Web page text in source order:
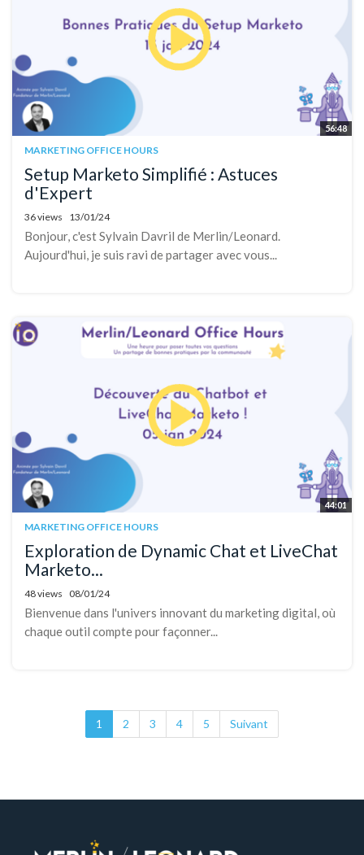
56:48
MARKETING OFFICE HOURS
Setup Marketo Simplifié : Astuces
d'Expert
36 views 13/01/24
Bonjour, c'est Sylvain Davril de Merlin/Leonard.
Aujourd'hui, je suis ravi de partager avec vous...
44:01
MARKETING OFFICE HOURS
Exploration de Dynamic Chat et LiveChat
Marketo...
48 views 08/01/24
Bienvenue dans l'univers innovant du marketing digital, où
chaque outil compte pour façonner...
1 2 3 4 5 Suivant